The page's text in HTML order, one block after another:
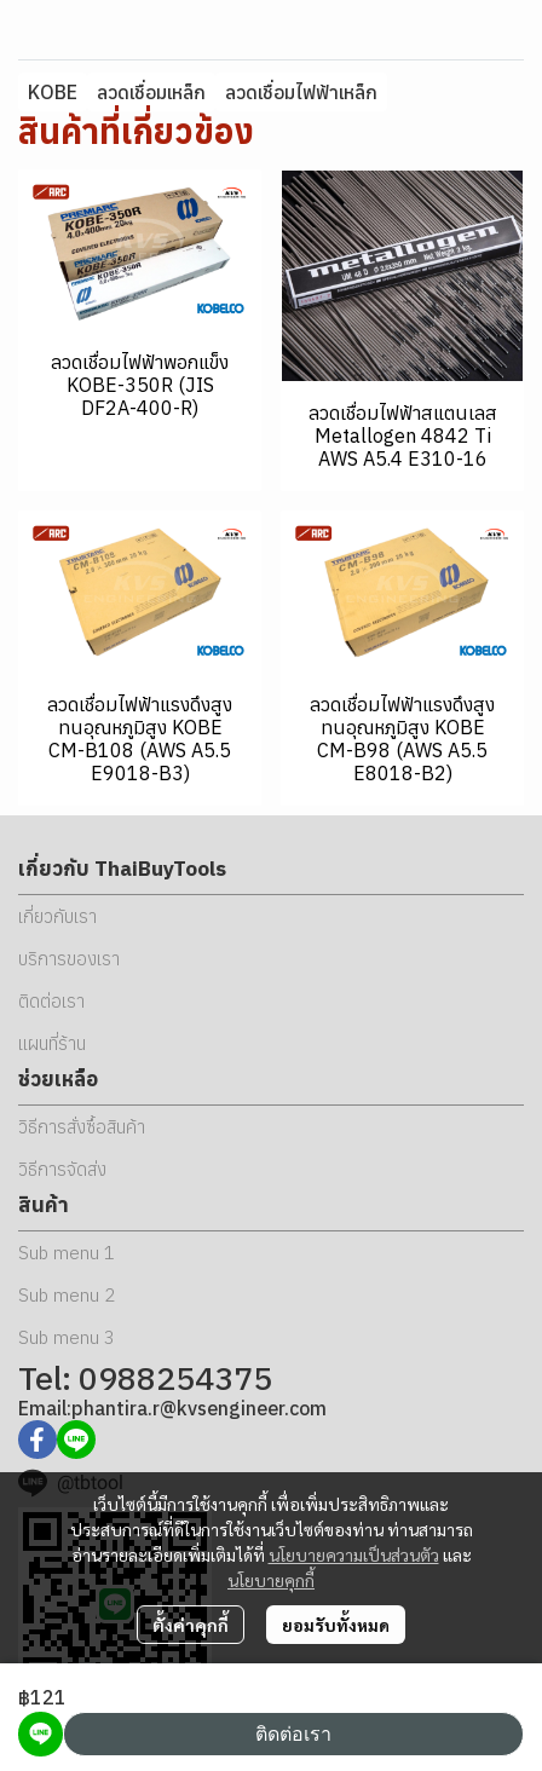
KOBE ลวดเชื่อมเหล็ก ลวดเชื่อมไฟฟ้าเหล็ก
สินค้าที่เกี่ยวข้อง
ลวดเชื่อมไฟฟ้าพอกแข็ง
KOBE-350R (JIS
DF2A-400-R)
ลวดเชื่อมไฟฟ้าสแตนเลส
Metallogen 4842 Ti
AWS A5.4 E310-16
ลวดเชื่อมไฟฟ้าแรงดึงสูง
ทนอุณหภูมิสูง KOBE
CM-B108 (AWS A5.5
E9018-B3)
ลวดเชื่อมไฟฟ้าแรงดึงสูง
ทนอุณหภูมิสูง KOBE
CM-B98 (AWS A5.5
E8018-B2)
฿121
ติดต่อเรา
เว็บไซต์นี้มีการใช้งานคุกกี้ เพื่อเพิ่มประสิทธิภาพและ
ประสบการณ์ที่ดีในการใช้งานเว็บไซต์ของท่าน ท่านสามารถ
อ่านรายละเอียดเพิ่มเติมได้ที่ นโยบายความเป็นส่วนตัว และ
นโยบายคุกกี้
ตั้งค่าคุกกี้ ยอมรับทั้งหมด
เกี่ยวกับ ThaiBuyTools
เกี่ยวกับเรา
บริการของเรา
ติดต่อเรา
แผนที่ร้าน
ช่วยเหลือ
วิธีการสั่งซื้อสินค้า
วิธีการจัดส่ง
สินค้า
Sub menu 1
Sub menu 2
Sub menu 3
Tel: 0988254375
Email:phantira.r@kvsengineer.com
@tbtool
Copyright | All Rights Reserved | K.V.S. Engineering